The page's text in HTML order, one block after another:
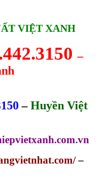
VIỆT XANH
–
–Huyền Việt
–